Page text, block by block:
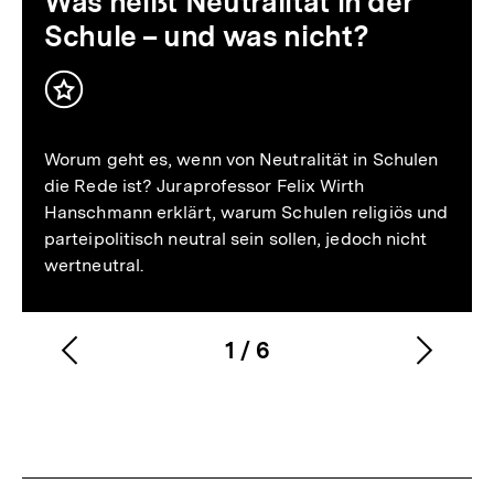
Schule – und was nicht?
Inhalt
Worum geht es, wenn von Neutralität in Schulen
die Rede ist? Juraprofessor Felix Wirth
Hanschmann erklärt, warum Schulen religiös und
parteipolitisch neutral sein sollen, jedoch nicht
wertneutral.
Karussellinhalt
1
von
/ 6
Vorherigen